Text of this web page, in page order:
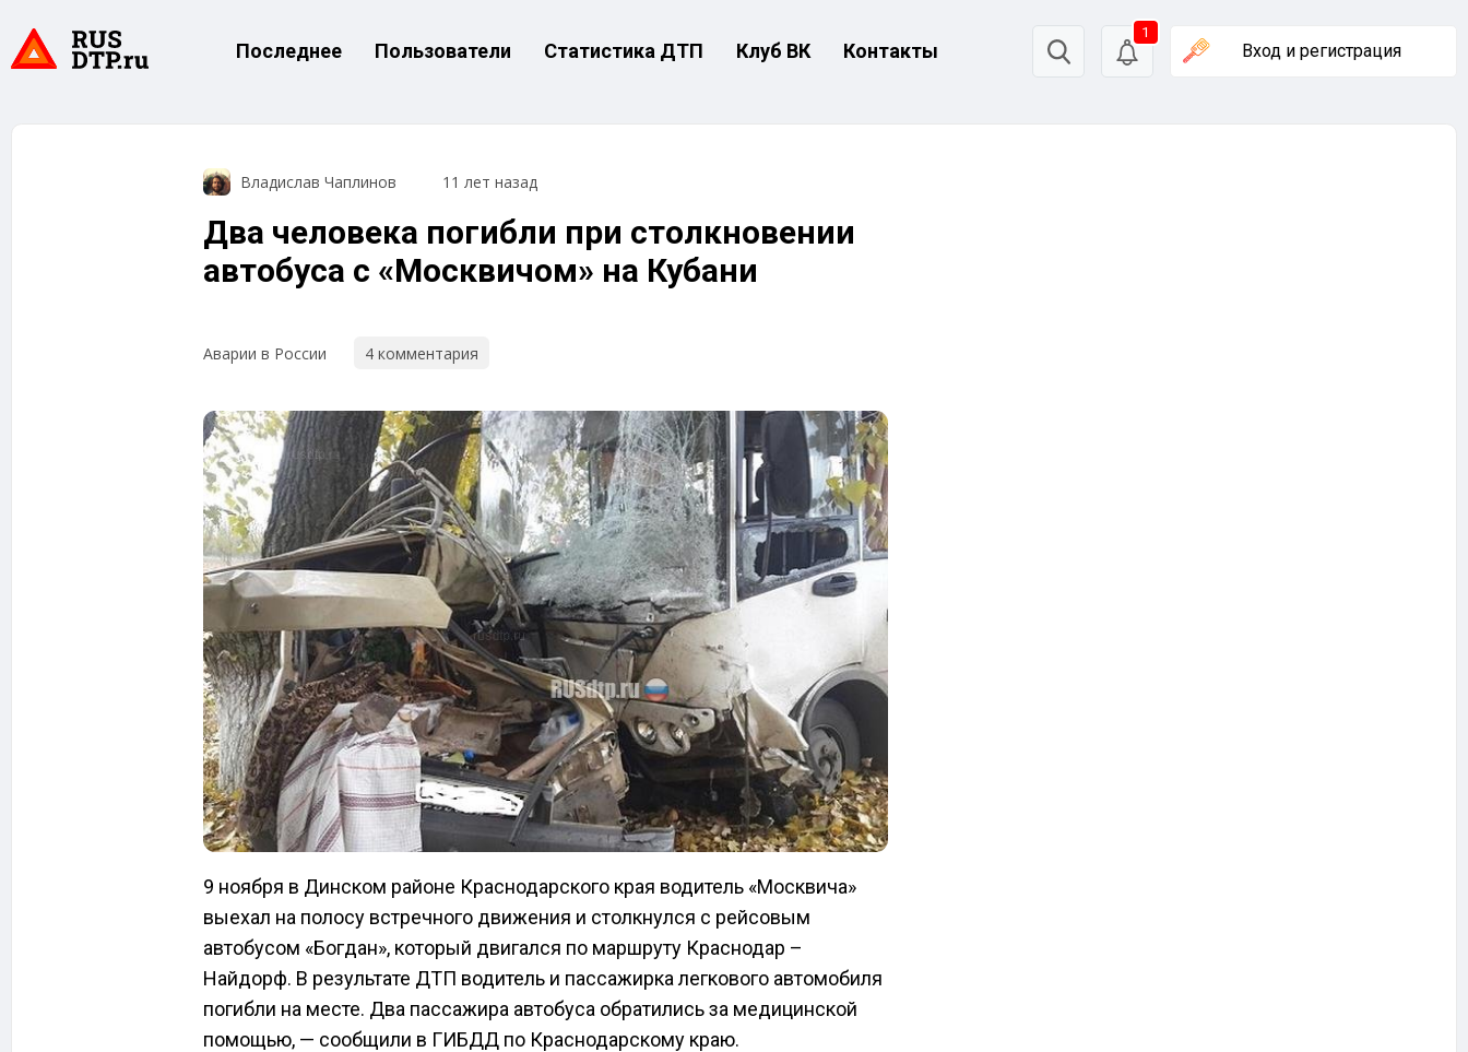
Последнее Пользователи Статистика ДТП Клуб ВК Контакты
1
Вход и регистрация
Владислав Чаплинов 11 лет назад
Два человека погибли при столкновении
автобуса с «Москвичом» на Кубани
Аварии в России 4 комментария
9 ноября в Динском районе Краснодарского края водитель «Москвича»
выехал на полосу встречного движения и столкнулся с рейсовым
автобусом «Богдан», который двигался по маршруту Краснодар –
Найдорф. В результате ДТП водитель и пассажирка легкового автомобиля
погибли на месте. Два пассажира автобуса обратились за медицинской
помощью, — сообщили в ГИБДД по Краснодарскому краю.